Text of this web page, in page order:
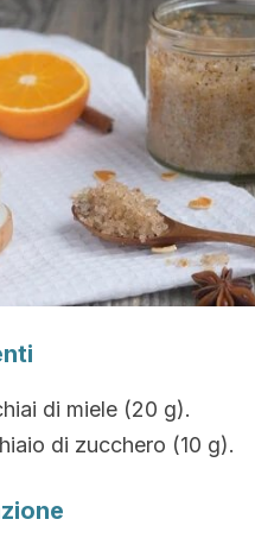
di miele (20 g).
di zucchero (10 g).